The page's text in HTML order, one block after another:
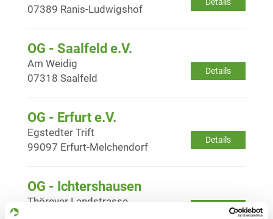
07389 Ranis-Ludwigshof
OG - Saalfeld e.V.
Details
Am Weidig
07318 Saalfeld
OG - Erfurt e.V.
Details
Egstedter Trift
99097 Erfurt-Melchendorf
OG - Ichtershausen
Details
Thöreyer Landstrasse